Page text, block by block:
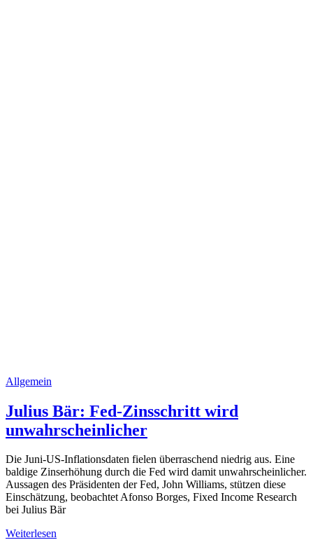
Allgemein
Julius Bär: Fed-Zinsschritt wird
unwahrscheinlicher
Die Juni-US-Inflationsdaten fielen überraschend niedrig aus. Eine
baldige Zinserhöhung durch die Fed wird damit unwahrscheinlicher.
Aussagen des Präsidenten der Fed, John Williams, stützen diese
Einschätzung, beobachtet Afonso Borges, Fixed Income Research
bei Julius Bär
Weiterlesen